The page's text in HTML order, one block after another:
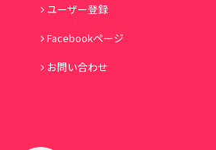
ユーザー登録
Facebookページ
お問い合わせ